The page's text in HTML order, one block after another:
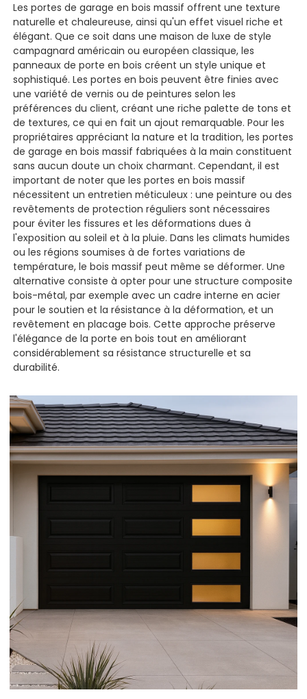
Les portes de garage en bois massif offrent une texture
naturelle et chaleureuse, ainsi qu'un effet visuel riche et
élégant. Que ce soit dans une maison de luxe de style
campagnard américain ou européen classique, les
panneaux de porte en bois créent un style unique et
sophistiqué. Les portes en bois peuvent être finies avec
une variété de vernis ou de peintures selon les
préférences du client, créant une riche palette de tons et
de textures, ce qui en fait un ajout remarquable. Pour les
propriétaires appréciant la nature et la tradition, les portes
de garage en bois massif fabriquées à la main constituent
sans aucun doute un choix charmant. Cependant, il est
important de noter que les portes en bois massif
nécessitent un entretien méticuleux : une peinture ou des
revêtements de protection réguliers sont nécessaires
pour éviter les fissures et les déformations dues à
l'exposition au soleil et à la pluie. Dans les climats humides
ou les régions soumises à de fortes variations de
température, le bois massif peut même se déformer. Une
alternative consiste à opter pour une structure composite
bois-métal, par exemple avec un cadre interne en acier
pour le soutien et la résistance à la déformation, et un
revêtement en placage bois. Cette approche préserve
l'élégance de la porte en bois tout en améliorant
considérablement sa résistance structurelle et sa
durabilité.